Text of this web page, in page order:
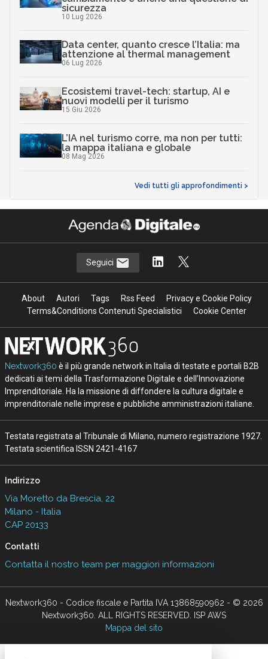
sicurezza
10 Lug 2026
Data center, quanto cresce l’Italia: ma
attenzione al thermal management
06 Lug 2026
Ecosistemi travel-tech: startup, AI e
nuovi modelli per il turismo
15 Giu 2026
L’IA nel turismo corre, ma non per tutti:
la mappa italiana e globale
08 Mag 2026
Vedi tutti gli approfondimenti >
Seguici
About Autori Tags Rss Feed
Privacy e Cookie Policy
Terms&Conditions Contenuti Specialistici
Cookie Center
Nextwork360 è il più grande network in Italia di testate e portali B2B
dedicati ai temi della Trasformazione Digitale e dell’Innovazione
Imprenditoriale. Ha la missione di diffondere la cultura digitale e
imprenditoriale nelle imprese e pubbliche amministrazioni italiane.
Testata registrata al Tribunale di Milano, numero registrazione 1927.
Testata scientifica ISSN 2421-4167
Indirizzo
Via Moretto da Brescia, 22
Milano - Italia
CAP 20133
Contatti
Contatta il nostro team per maggiori informazioni
Nextwork360 - Codice fiscale e Partita IVA 13868590962 - © 2026
Nextwork360. ALL RIGHTS RESERVED. ISP AWS
Mappa del sito